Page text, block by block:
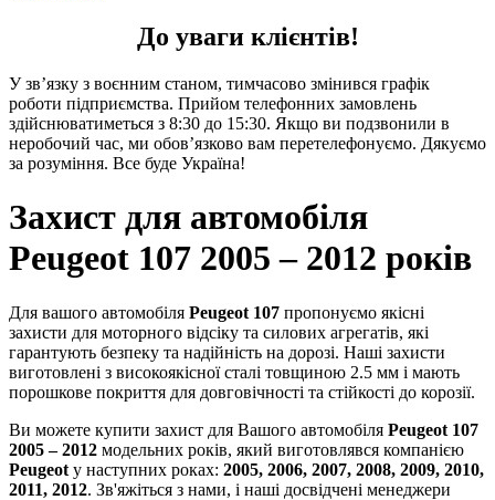
До уваги клієнтів!
У зв’язку з воєнним станом, тимчасово змінився графік
роботи підприємства. Прийом телефонних замовлень
здійснюватиметься з 8:30 до 15:30. Якщо ви подзвонили в
неробочий час, ми обов’язково вам перетелефонуємо. Дякуємо
за розуміння. Все буде Україна!
Захист для автомобіля
Peugeot 107 2005 – 2012 років
Для вашого автомобіля Peugeot 107 пропонуємо якісні
захисти для моторного відсіку та силових агрегатів, які
гарантують безпеку та надійність на дорозі. Наші захисти
виготовлені з високоякісної сталі товщиною 2.5 мм і мають
порошкове покриття для довговічності та стійкості до корозії.
Ви можете купити захист для Вашого автомобіля Peugeot 107
2005 – 2012 модельних років, який виготовлявся компанією
Peugeot у наступних роках: 2005, 2006, 2007, 2008, 2009, 2010,
2011, 2012. Зв'яжіться з нами, і наші досвідчені менеджери